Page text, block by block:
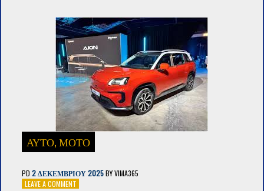
ΑΥΤΟ, ΜΟΤΟ
PD2 ΔΕΚΕΜΒΡΊΟΥ 2025BYVIMA365
LEAVE A COMMENT